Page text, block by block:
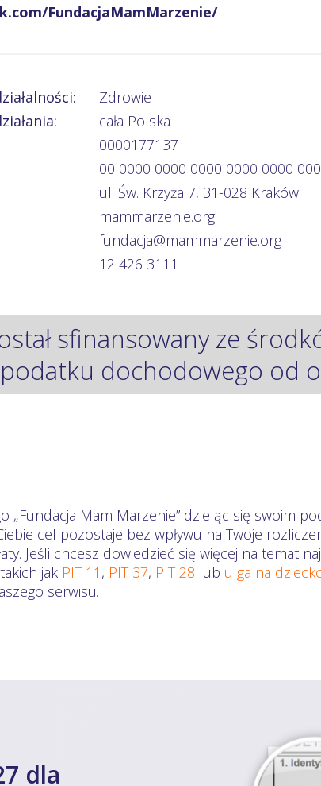
FundacjaMamMarzenie/
Zdrowie
cała Polska
0000177137
00 0000 0000 0000 0000 0000
ul. Św. Krzyża 7, 31-028 Kraków
mammarzenie.org
fundacja@mammarzenie.org
12 426 3111
sfinansowany ze
dochodowego od
Mam Marzenie” dzieląc się swoim
cel pozostaje bez wpływu na Twoje
Jeśli chcesz dowiedzieć się więcej na temat
takich jak PIT 11 , PIT 37, PIT 28 lub ulga na
serwisu.
dla